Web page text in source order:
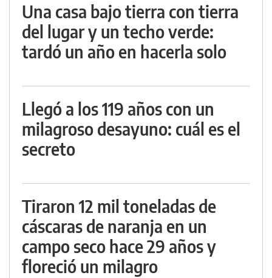
Una casa bajo tierra con tierra
del lugar y un techo verde:
tardó un año en hacerla solo
Llegó a los 119 años con un
milagroso desayuno: cuál es el
secreto
Tiraron 12 mil toneladas de
cáscaras de naranja en un
campo seco hace 29 años y
floreció un milagro